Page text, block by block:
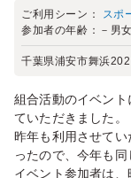
ご利用シーン： スポ
参加者の年齢： － 男
千葉県浦安市舞浜
組合活動のイベン
ていただきました。
昨年も利用させて
ったので、今年も同
イベント参加者は、